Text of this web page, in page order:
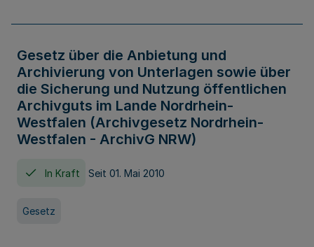
Gesetz über die Anbietung und
Archivierung von Unterlagen sowie über
die Sicherung und Nutzung öffentlichen
Archivguts im Lande Nordrhein-
Westfalen (Archivgesetz Nordrhein-
Westfalen - ArchivG NRW)
In Kraft Seit 01. Mai 2010
Gesetz